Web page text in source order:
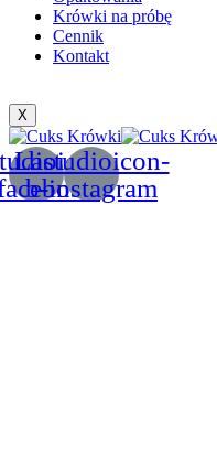
Krówki na próbę
Cennik
Kontakt
X
Lastudioicon-
b-instagram